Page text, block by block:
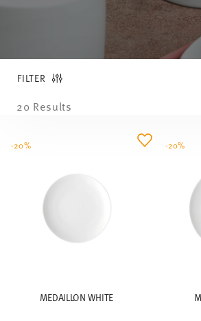
FILTER
20 Results
MEDAILLON WHITE
-20% -20%